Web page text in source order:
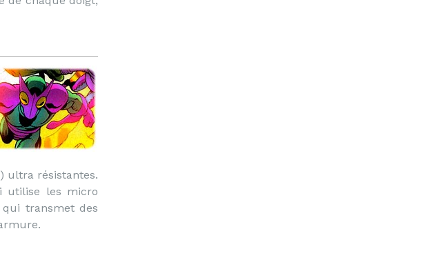
ultra résistantes.
utilise les micro
transmet des